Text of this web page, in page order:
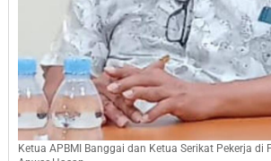
Ketua APBMI Banggai dan Ketua Serikat Pekerja di